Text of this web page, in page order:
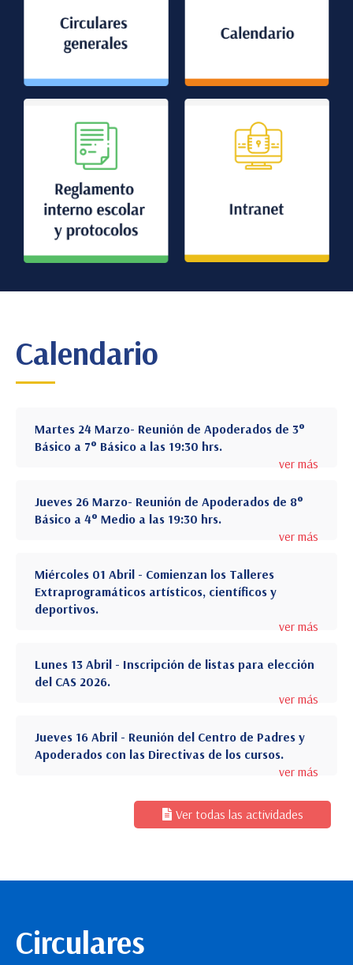
Calendario
Martes 24 Marzo- Reunión de Apoderados de 3°
Básico a 7° Básico a las 19:30 hrs.
ver más
Jueves 26 Marzo- Reunión de Apoderados de 8°
Básico a 4° Medio a las 19:30 hrs.
ver más
Miércoles 01 Abril - Comienzan los Talleres
Extraprogramáticos artísticos, científicos y
deportivos.
ver más
Lunes 13 Abril - Inscripción de listas para elección
del CAS 2026.
ver más
Jueves 16 Abril - Reunión del Centro de Padres y
Apoderados con las Directivas de los cursos.
ver más
Ver todas las actividades
Circulares